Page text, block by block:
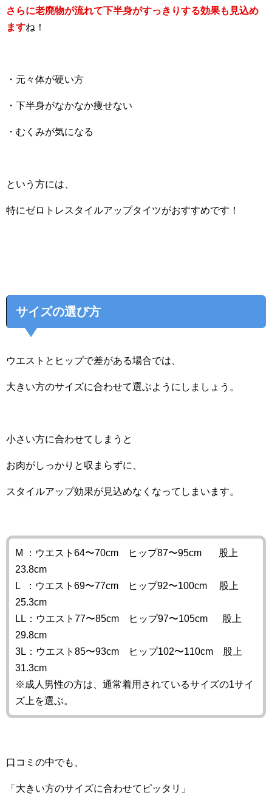
さらに老廃物が流れて下半身がすっきりする効果も見込め
ますね！
・元々体が硬い方
・下半身がなかなか痩せない
・むくみが気になる
という方には、
特にゼロトレスタイルアップタイツがおすすめです！
サイズの選び方
ウエストとヒップで差がある場合では、
大きい方のサイズに合わせて選ぶようにしましょう。
小さい方に合わせてしまうと
お肉がしっかりと収まらずに、
スタイルアップ効果が見込めなくなってしまいます。
M ：ウエスト64〜70cm ヒップ87〜95cm 股上
23.8cm
L ：ウエスト69〜77cm ヒップ92〜100cm 股上
25.3cm
LL：ウエスト77〜85cm ヒップ97〜105cm 股上
29.8cm
3L：ウエスト85〜93cm ヒップ102〜110cm 股上
31.3cm
※成人男性の方は、通常着用されているサイズの1サイ
ズ上を選ぶ。
口コミの中でも、
「大きい方のサイズに合わせてピッタリ」